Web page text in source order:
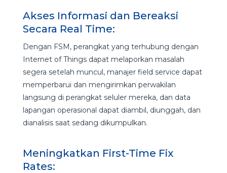
Akses Informasi dan Bereaksi
Secara Real Time:
Dengan FSM, perangkat yang terhubung dengan
Internet of Things dapat melaporkan masalah
segera setelah muncul, manajer field service dapat
memperbarui dan mengirimkan perwakilan
langsung di perangkat seluler mereka, dan data
lapangan operasional dapat diambil, diunggah, dan
dianalisis saat sedang dikumpulkan.
Meningkatkan First-Time Fix
Rates: